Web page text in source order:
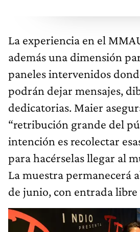
La experiencia en el
además una dimensión
paneles intervenidos
podrán dejar mensajes,
dedicatorias. Maier
“retribución grande del
intención es recolectar
para hacérselas llegar al
La muestra permanecerá
de junio, con entrada